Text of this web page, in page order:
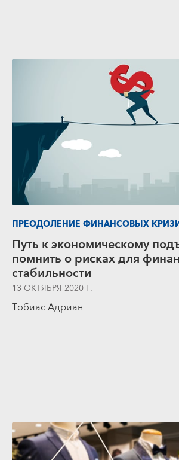
ПРЕОДОЛЕНИЕ ФИНАНСОВЫХ
Путь к экономическому
помнить о рисках для
стабильности
13 ОКТЯБРЯ 2020 Г.
Тобиас Адриан